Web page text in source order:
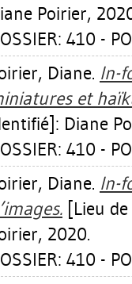
Poirier,
410 -
Diane. In-
et
Diane
410 -
Diane. In-
[Lieu
2020.
410 -